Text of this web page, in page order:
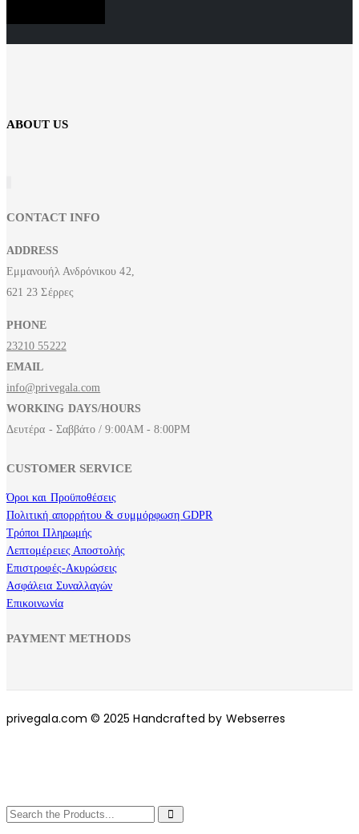
ABOUT US
CONTACT INFO
ADDRESS
Εμμανουήλ Ανδρόνικου 42,
621 23 Σέρρες
PHONE
23210 55222
EMAIL
info@privegala.com
WORKING DAYS/HOURS
Δευτέρα - Σαββάτο / 9:00AM - 8:00PM
CUSTOMER SERVICE
Όροι και Προϋποθέσεις
Πολιτική απορρήτου & συμμόρφωση GDPR
Τρόποι Πληρωμής
Λεπτομέρειες Αποστολής
Επιστροφές-Ακυρώσεις
Ασφάλεια Συναλλαγών
Επικοινωνία
PAYMENT METHODS
privegala.com © 2025 Handcrafted by Webserres